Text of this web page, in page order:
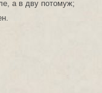
а в дву потомуж;